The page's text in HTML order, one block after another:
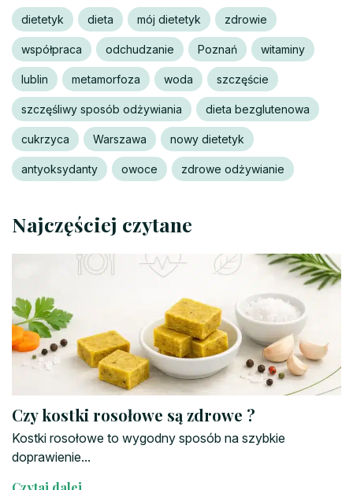
dietetyk dieta mój dietetyk zdrowie
współpraca odchudzanie Poznań witaminy
lublin metamorfoza woda szczęście
szczęśliwy sposób odżywiania dieta bezglutenowa
cukrzyca Warszawa nowy dietetyk
antyoksydanty owoce zdrowe odżywianie
Najczęściej czytane
Czy kostki rosołowe są zdrowe ?
Kostki rosołowe to wygodny sposób na szybkie
doprawienie...